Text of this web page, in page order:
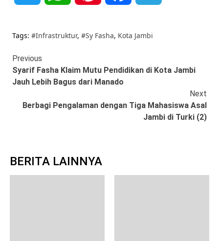
Tags: #Infrastruktur, #Sy Fasha, Kota Jambi
Continue
Reading
Previous
Syarif Fasha Klaim Mutu Pendidikan di Kota Jambi
Jauh Lebih Bagus dari Manado
Next
Berbagi Pengalaman dengan Tiga Mahasiswa Asal
Jambi di Turki (2)
BERITA LAINNYA